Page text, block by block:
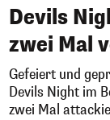
Devils
zwei Mal
Gefeiert und
Devils Night im
zwei Mal